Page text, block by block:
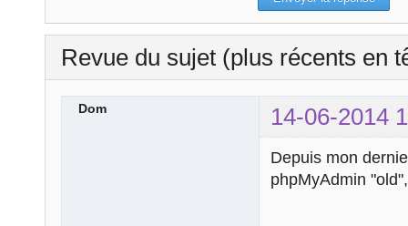
Revue du sujet (plus récents en
Dom 14-06-2014
Depuis mon
phpMyAdmin